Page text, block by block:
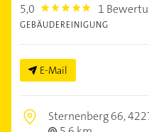
5,0 5.0 1
GEBÄUDEREINIGUNG
E-Mail
Sternenberg 66,